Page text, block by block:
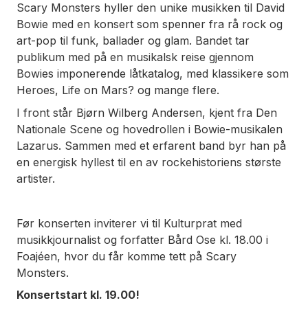
Scary Monsters hyller den unike musikken til David
Bowie med en konsert som spenner fra rå rock og
art-pop til funk, ballader og glam. Bandet tar
publikum med på en musikalsk reise gjennom
Bowies imponerende låtkatalog, med klassikere som
Heroes, Life on Mars? og mange flere.
I front står Bjørn Wilberg Andersen, kjent fra Den
Nationale Scene og hovedrollen i Bowie-musikalen
Lazarus. Sammen med et erfarent band byr han på
en energisk hyllest til en av rockehistoriens største
artister.
Før konserten inviterer vi til Kulturprat med
musikkjournalist og forfatter Bård Ose kl. 18.00 i
Foajéen, hvor du får komme tett på Scary
Monsters.
Konsertstart kl. 19.00!